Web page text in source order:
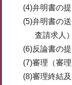
(4)弁明書の
(5)弁明書の
査請求人）
(6)反論書の
(7)審理（審理
(8)審理終結